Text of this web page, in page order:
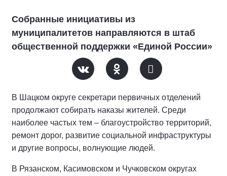
Собранные инициативы из
муниципалитетов направляются в штаб
общественной поддержки «Единой России»
В Шацком округе секретари первичных отделений
продолжают собирать наказы жителей. Среди
наиболее частых тем – благоустройство территорий,
ремонт дорог, развитие социальной инфраструктуры
и другие вопросы, волнующие людей.
В Рязанском, Касимовском и Чучковском округах